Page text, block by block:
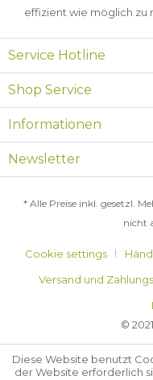
effizient wie möglich zu
Service Hotline
Shop Service
Informationen
Newsletter
* Alle Preise inkl. gesetzl.
nicht
Cookie settings
Versand und
©
Diese Website benutzt
der Website erforderlich